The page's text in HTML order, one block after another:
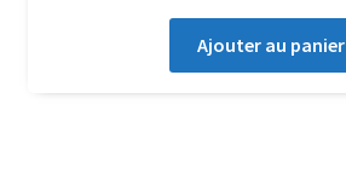
Ajouter au panier